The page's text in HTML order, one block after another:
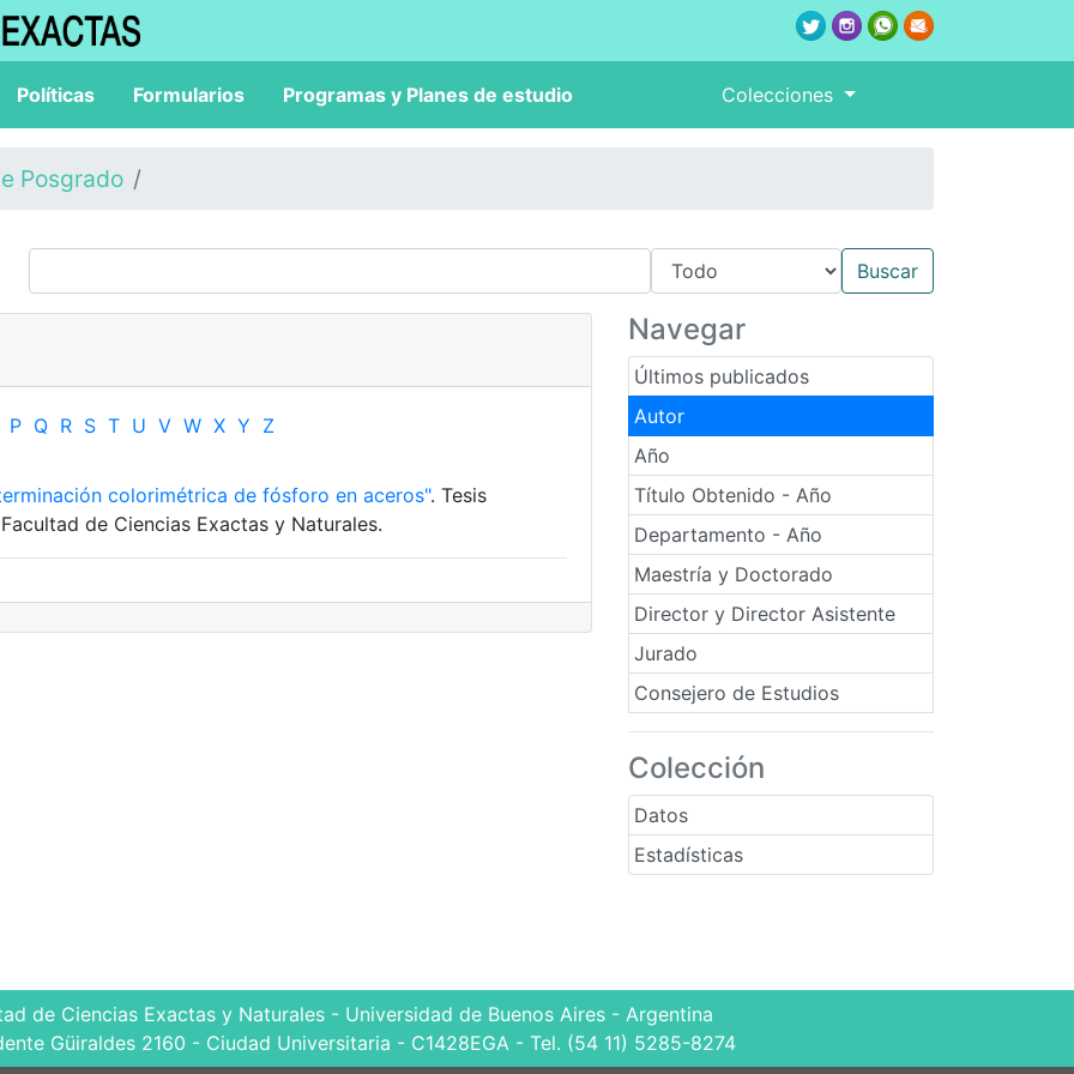
Políticas Formularios Programas y Planes de estudio Colecciones
Posgrado
Navegar
Últimos publicados
Autor
Año
Título Obtenido - Año
Departamento - Año
Maestría y Doctorado
Director y Director Asistente
Jurado
Consejero de Estudios
Colección
Datos
Estadísticas
P Q R S T U V W X Y Z
colorimétrica de fósforo en aceros". Tesis
de Ciencias Exactas y Naturales.
de Ciencias Exactas y Naturales - Universidad de Buenos Aires - Argentina
Güiraldes 2160 - Ciudad Universitaria - C1428EGA - Tel. (54 11) 5285-8274